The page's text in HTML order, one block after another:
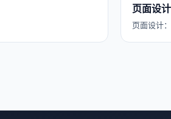
页面设
页面设计